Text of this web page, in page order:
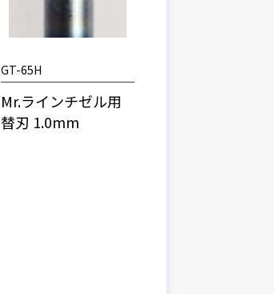
GT-65H
Mr.ラインチゼル用
替刃 1.0mm